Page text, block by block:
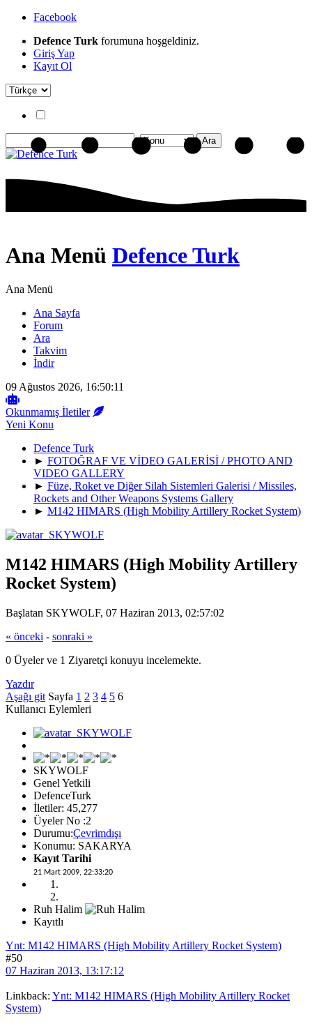
Facebook
Defence Turk forumuna hoşgeldiniz.
Giriş Yap
Kayıt Ol
Ana Menü Defence Turk
Ana Menü
Ana Sayfa
Forum
Ara
Takvim
İndir
09 Ağustos 2026, 16:50:11
Okunmamış İletiler
Yeni Konu
Defence Turk
► FOTOĞRAF VE VİDEO GALERİSİ / PHOTO AND
VIDEO GALLERY
► Füze, Roket ve Diğer Silah Sistemleri Galerisi / Missiles,
Rockets and Other Weapons Systems Gallery
► M142 HIMARS (High Mobility Artillery Rocket System)
M142 HIMARS (High Mobility Artillery
Rocket System)
Başlatan SKYWOLF, 07 Haziran 2013, 02:57:02
« önceki - sonraki »
0 Üyeler ve 1 Ziyaretçi konuyu incelemekte.
Yazdır
Aşağı git Sayfa 1 2 3 4 5 6
Kullanıcı Eylemleri
SKYWOLF
Genel Yetkili
DefenceTurk
İletiler: 45,277
Üyeler No :2
Durumu:Çevrimdışı
Konumu: SAKARYA
Kayıt Tarihi
21 Mart 2009, 22:33:20
Ruh Halim
Kayıtlı
Ynt: M142 HIMARS (High Mobility Artillery Rocket System)
#50
07 Haziran 2013, 13:17:12
Linkback: Ynt: M142 HIMARS (High Mobility Artillery Rocket
System)